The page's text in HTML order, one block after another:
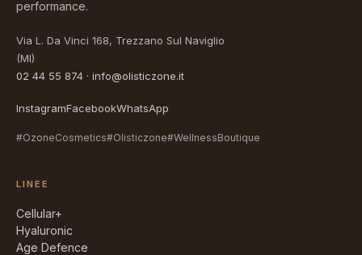
performance.
Via L. Da Vinci 168, Trezzano Sul Naviglio
(MI)
02 44 55 874 · info@olisticzone.it
InstagramFacebookWhatsApp
#OzoneCosmetics#Olisticzone#WellnessBoutique
LINEE
Cellular+
Hyaluronic
Age Defence